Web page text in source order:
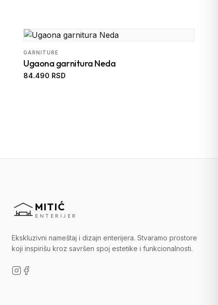
GARNITURE
Ugaona garnitura Neda
84.490 RSD
MITIĆ
ENTERIJER
Ekskluzivni nameštaj i dizajn enterijera. Stvaramo prostore
koji inspirišu kroz savršen spoj estetike i funkcionalnosti.